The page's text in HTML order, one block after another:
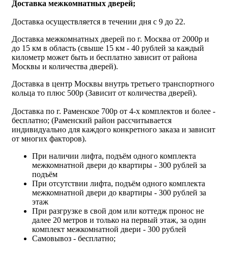
Доставка межкомнатных дверей;
Доставка осуществляется в течении дня с 9 до 22.
Доставка межкомнатных дверей по г. Москва от 2000р и
до 15 км в область (свыше 15 км - 40 рублей за каждый
километр может быть и бесплатно зависит от района
Москвы и количества дверей).
Доставка в центр Москвы внутрь третьего транспортного
кольца то плюс 500р (Зависит от количества дверей).
Доставка по г. Раменское 700р от 4-х комплектов и более -
бесплатно; (Раменский район рассчитывается
индивидуально для каждого конкретного заказа и зависит
от многих факторов).
При наличии лифта, подъём одного комплекта
межкомнатной двери до квартиры - 300 рублей за
подъём
При отсутствии лифта, подъём одного комплекта
межкомнатной двери до квартиры - 300 рублей за
этаж
При разгрузке в свой дом или коттедж пронос не
далее 20 метров и только на первый этаж, за один
комплект межкомнатной двери - 300 рублей
Самовывоз - бесплатно;